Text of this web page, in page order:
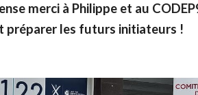
merci à Philippe et au
préparer les futurs initiateurs !